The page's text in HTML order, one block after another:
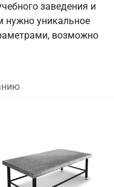
заведения и
нужно уникальное
возможно